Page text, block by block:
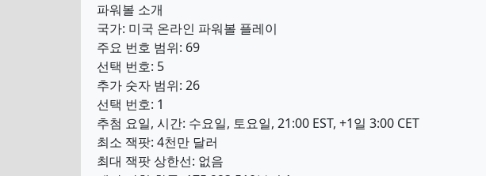
파워볼 소개
국가: 미국 온라인 파워볼 플레이
주요 번호 범위: 69
선택 번호: 5
추가 숫자 범위: 26
선택 번호: 1
추첨 요일, 시간: 수요일, 토요일, 21:00 EST, +1일 3:00 CET
최소 잭팟: 4천만 달러
최대 잭팟 상한선: 없음